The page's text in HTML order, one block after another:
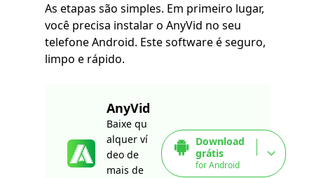
As etapas são simples. Em primeiro lugar,
você precisa instalar o AnyVid no seu
telefone Android. Este software é seguro,
limpo e rápido.
AnyVid
Baixe qu
alquer ví
deo de
mais de
Download
grátis
for Android